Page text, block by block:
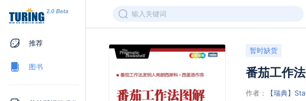
推荐
图书
输入关键词
暂时缺货
番茄工作
作者：
【瑞典】